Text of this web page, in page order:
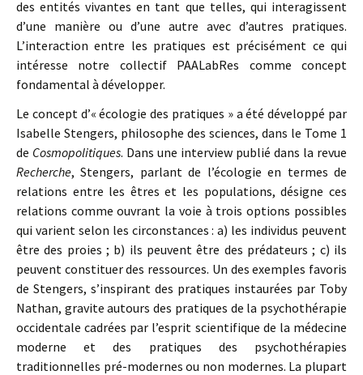
des entités vivantes en tant que telles, qui interagissent
d’une manière ou d’une autre avec d’autres pratiques.
L’interaction entre les pratiques est précisément ce qui
intéresse notre collectif PAALabRes comme concept
fondamental à développer.
Le concept d’« écologie des pratiques » a été développé par
Isabelle Stengers, philosophe des sciences, dans le Tome 1
de Cosmopolitiques. Dans une interview publié dans la revue
Recherche, Stengers, parlant de l’écologie en termes de
relations entre les êtres et les populations, désigne ces
relations comme ouvrant la voie à trois options possibles
qui varient selon les circonstances : a) les individus peuvent
être des proies ; b) ils peuvent être des prédateurs ; c) ils
peuvent constituer des ressources. Un des exemples favoris
de Stengers, s’inspirant des pratiques instaurées par Toby
Nathan, gravite autours des pratiques de la psychothérapie
occidentale cadrées par l’esprit scientifique de la médecine
moderne et des pratiques des psychothérapies
traditionnelles pré-modernes ou non modernes. La plupart